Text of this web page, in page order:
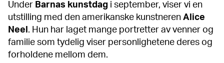
Under Barnas kunstdag i september, viser vi en
utstilling med den amerikanske kunstneren Alice
Neel . Hun har laget mange portretter av venner og
familie som tydelig viser personlighetene deres og
forholdene mellom dem.